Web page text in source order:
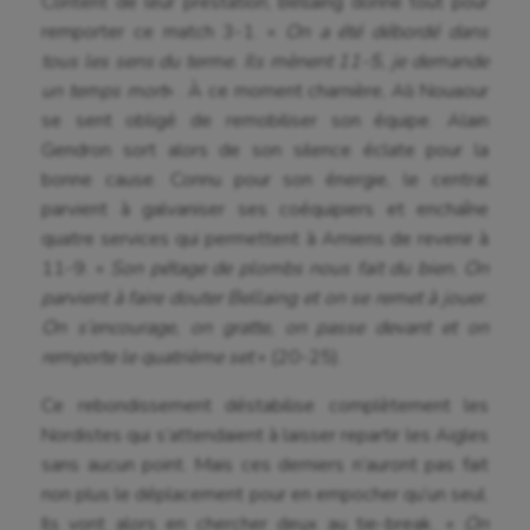
remporter ce match 3-1. «
On a été débordé dans
tous les sens du terme. Ils mènent 11-5, je demande
un temps mort« . À ce moment charnière, Ali Nouaour
se sent obligé de remobiliser son équipe. Alain
Gendron sort alors de son silence éclate pour la
bonne cause. Connu pour son énergie, le central
parvient à galvaniser ses coéquipiers et enchaîne
quatre services qui permettent à Amiens de revenir à
Son pétage de plombs nous fait du bien. On
parvient à faire douter Bellaing et on se remet à jouer.
On s’encourage, on gratte, on passe devant et on
remporte le quatrième set
Ce rebondissement déstabilise complètement les
Nordistes qui s’attendaient à laisser repartir les Aigles
sans aucun point. Mais ces derniers n’auront pas fait
non plus le déplacement pour en empocher qu’un seul.
Ils vont alors en chercher deux au tie-break. «
On